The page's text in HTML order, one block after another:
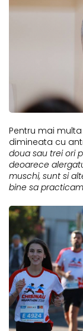
Pentru mai
dimineata cu
doua sau trei ori
deoarece
muschi, sunt si
bine sa